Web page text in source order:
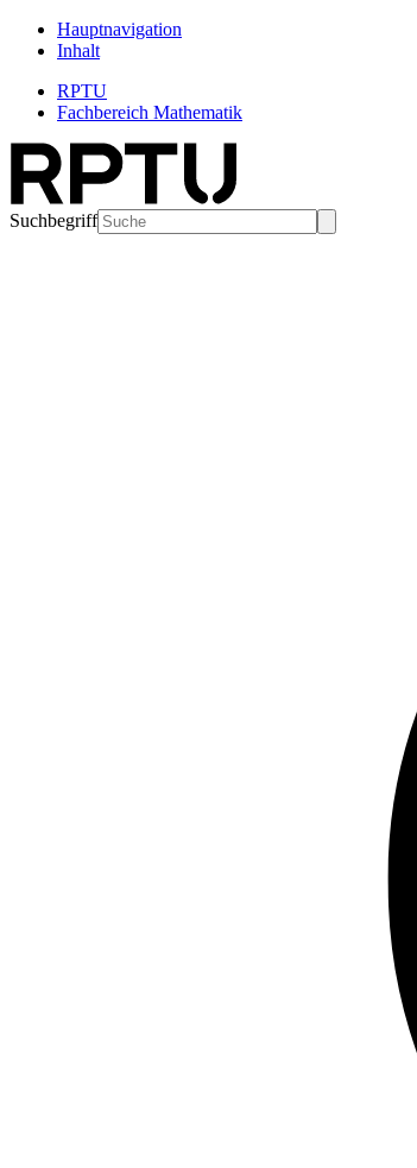
Hauptnavigation
Inhalt
RPTU
Fachbereich Mathematik
Suchbegriff